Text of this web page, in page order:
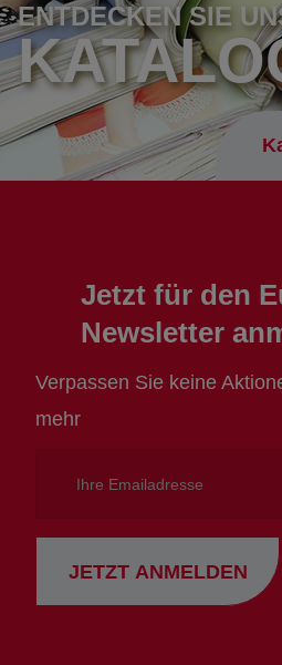
ENTDECKEN SIE
Jetzt für den
Newsletter
Verpassen Sie keine
mehr
Emailadresse
JETZT ANMELDEN